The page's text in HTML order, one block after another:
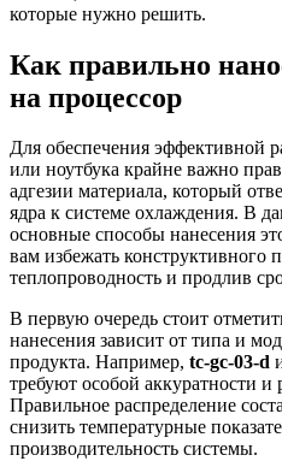
которые нужно решить.
Как правильно
на процессор
Для обеспечения эффективной
или ноутбука крайне важно
адгезии материала, который
ядра к системе охлаждения. В
основные способы нанесения
вам избежать конструктивного
теплопроводность и продлив
В первую очередь стоит
нанесения зависит от типа и
продукта. Например, tc-gc-03-d
требуют особой аккуратности
Правильное распределение
снизить температурные
производительность системы.